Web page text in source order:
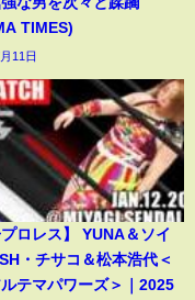
TIMES)
11日
プロレス】 YUNA＆ソイ
・チサコ＆松本浩代＜
テマパワーズ＞｜2025